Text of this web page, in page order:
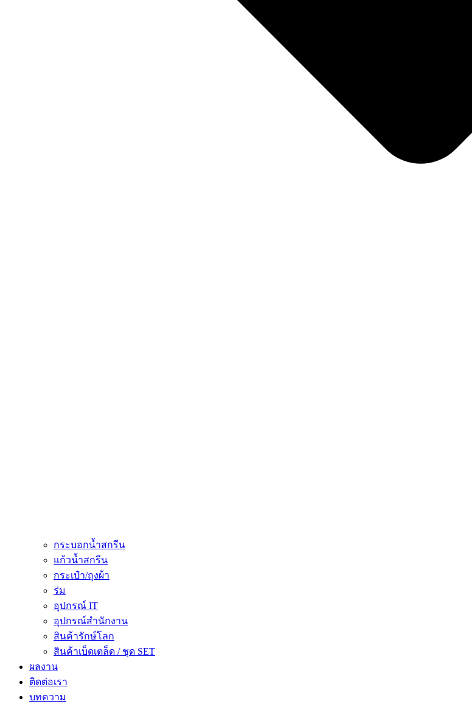
กระบอกน้ำสกรีน
แก้วน้ำสกรีน
กระเป๋า/ถุงผ้า
ร่ม
อุปกรณ์ IT
อุปกรณ์สำนักงาน
สินค้ารักษ์โลก
สินค้าเบ็ดเตล็ด / ชุด SET
ผลงาน
ติดต่อเรา
บทความ